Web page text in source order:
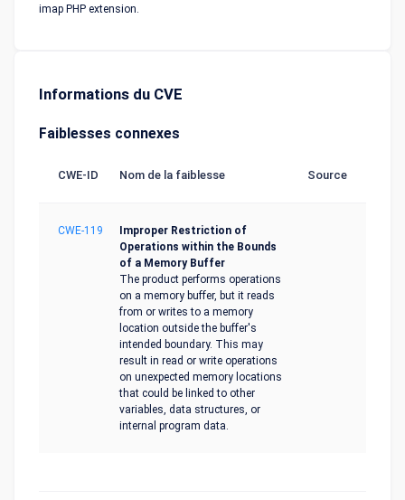
imap PHP extension.
Informations du CVE
Faiblesses connexes
CWE-ID Nom de la faiblesse Source
CWE-119
Improper Restriction of
Operations within the Bounds
of a Memory Buffer
The product performs operations
on a memory buffer, but it reads
from or writes to a memory
location outside the buffer's
intended boundary. This may
result in read or write operations
on unexpected memory locations
that could be linked to other
variables, data structures, or
internal program data.